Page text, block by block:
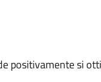
positivamente si